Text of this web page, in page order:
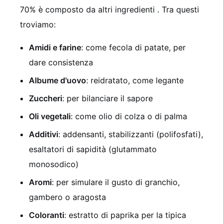
70% è composto da altri ingredienti . Tra questi
troviamo:
Amidi e farine: come fecola di patate, per
dare consistenza
Albume d'uovo: reidratato, come legante
Zuccheri: per bilanciare il sapore
Oli vegetali: come olio di colza o di palma
Additivi: addensanti, stabilizzanti (polifosfati),
esaltatori di sapidità (glutammato
monosodico)
Aromi: per simulare il gusto di granchio,
gambero o aragosta
Coloranti: estratto di paprika per la tipica